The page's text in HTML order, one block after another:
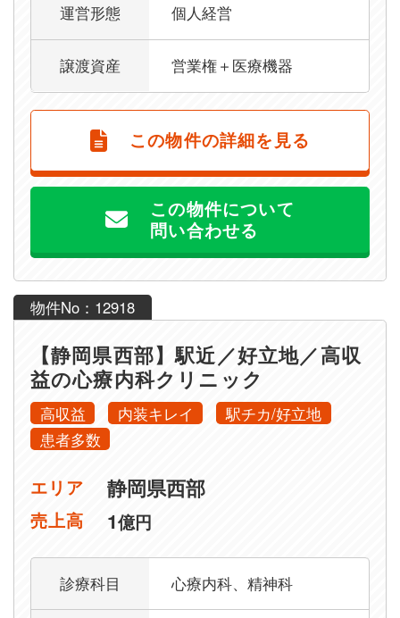
運営形態 個人経営
譲渡資産 営業権＋医療機器
この物件の詳細を見る
この物件について
問い合わせる
物件No：12918
【静岡県西部】駅近／好立地／高収
益の心療内科クリニック
高収益 内装キレイ
駅チカ/好立地
患者多数
エリア 静岡県西部
売上高 1億円
診療科目 心療内科、精神科